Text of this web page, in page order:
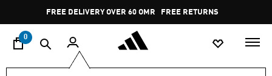
Pause
promotion
rotation
FREE DELIVERY OVER 60 OMR FREE RETURNS
0